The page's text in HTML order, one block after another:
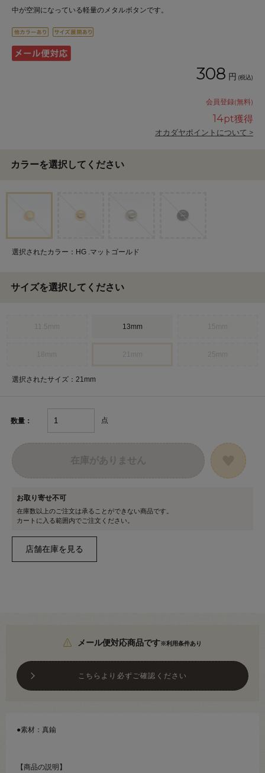
中が空洞になっている軽量のメタルボタンです。
308 円 (税込)
会員登録(無料)
14pt獲得
オカダヤポイントについて >
カラーを選択してください
選択されたカラー：HG .マットゴールド
サイズを選択してください
13mm
選択されたサイズ：21mm
数量： 点
お取り寄せ不可
在庫数以上のご注文は承ることができない商品です。
カートに入る範囲内でご注文ください。
メール便対応商品です※利用条件あり
こちらより必ずご確認ください
●素材：真鍮
【商品の説明】